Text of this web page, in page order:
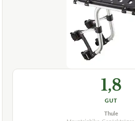
1,8
GUT
Thule